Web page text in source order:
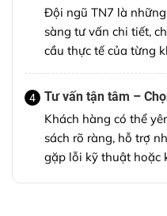
Đội ngũ TN7 là
sàng tư vấn chi tiết,
cầu thực tế của từng
4
Tư vấn tận tâm –
Khách hàng có thể
sách rõ ràng, hỗ trợ
gặp lỗi kỹ thuật hoặc